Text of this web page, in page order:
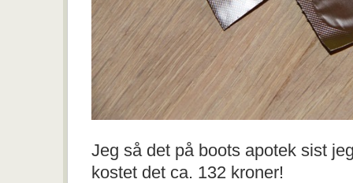
Jeg så det på boots apotek sist
kostet det ca. 132 kroner!